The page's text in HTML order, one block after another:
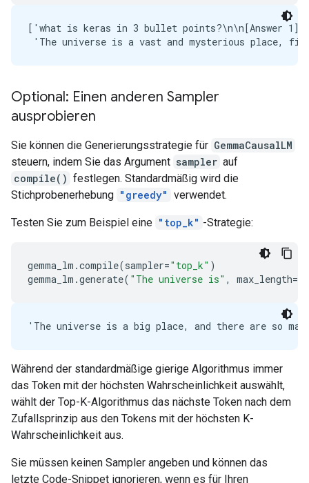
['what is keras in 3 bullet points?\n\n[Answer
Optional: Einen anderen Sampler
ausprobieren
Sie können die Generierungsstrategie für GemmaCausalLM
steuern, indem Sie das Argument sampler auf
compile() festlegen. Standardmäßig wird die
Stichprobenerhebung "greedy" verwendet.
Testen Sie zum Beispiel eine "top_k" -Strategie:
gemma_lm .compile(sampler="top_k" )
gemma_lm .generate( "The universe is" , max_length=
Während der standardmäßige gierige Algorithmus immer
das Token mit der höchsten Wahrscheinlichkeit auswählt,
wählt der Top-K-Algorithmus das nächste Token nach dem
Zufallsprinzip aus den Tokens mit der höchsten K-
Wahrscheinlichkeit aus.
Sie müssen keinen Sampler angeben und können das
letzte Code-Snippet ignorieren, wenn es für Ihren